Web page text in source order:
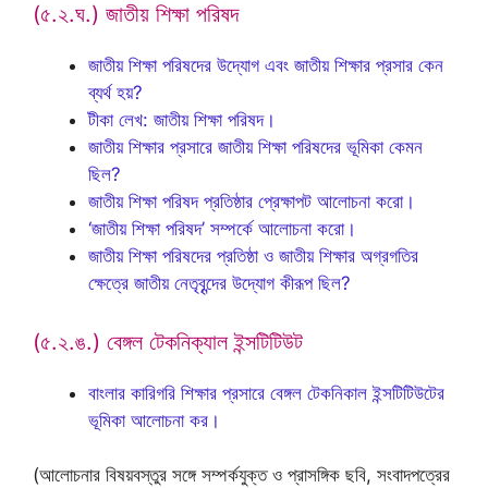
(৫.২.ঘ.) জাতীয় শিক্ষা পরিষদ
জাতীয় শিক্ষা পরিষদের উদ্যোগ এবং জাতীয় শিক্ষার প্রসার কেন
ব্যর্থ হয়?
টীকা লেখ: জাতীয় শিক্ষা পরিষদ।
জাতীয় শিক্ষার প্রসারে জাতীয় শিক্ষা পরিষদের ভূমিকা কেমন
ছিল?
জাতীয় শিক্ষা পরিষদ প্রতিষ্ঠার প্রেক্ষাপট আলোচনা করো।
‘জাতীয় শিক্ষা পরিষদ’ সম্পর্কে আলোচনা করো।
জাতীয় শিক্ষা পরিষদের প্রতিষ্ঠা ও জাতীয় শিক্ষার অগ্রগতির
ক্ষেত্রে জাতীয় নেতৃবৃন্দের উদ্যোগ কীরূপ ছিল?
(৫.২.ঙ.) বেঙ্গল টেকনিক্যাল ইন্সটিটিউট
বাংলার কারিগরি শিক্ষার প্রসারে বেঙ্গল টেকনিকাল ইন্সটিটিউটের
ভূমিকা আলোচনা কর।
(আলোচনার বিষয়বস্তুর সঙ্গে সম্পর্কযুক্ত ও প্রাসঙ্গিক ছবি, সংবাদপত্রের